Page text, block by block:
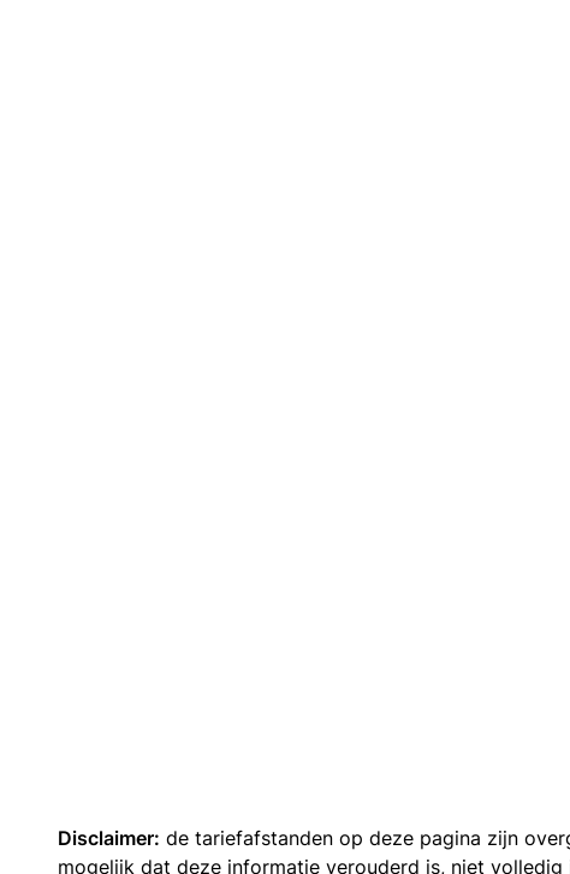
Disclaimer: de tariefafstanden op deze pagina zijn
mogelijk dat deze informatie verouderd is, niet